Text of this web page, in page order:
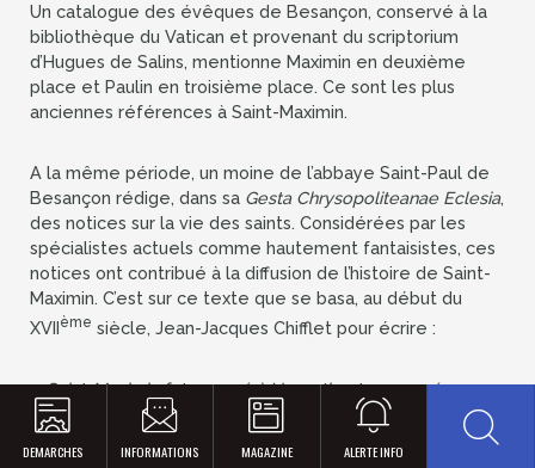
DEMARCHES INFORMATIONS MAGAZINE ALERTE INFO
Un catalogue des évêques de Besançon, conservé à la
bibliothèque du Vatican et provenant du scriptorium
d’Hugues de Salins, mentionne Maximin en deuxième
place et Paulin en troisième place. Ce sont les plus
anciennes références à Saint-Maximin.
A la même période, un moine de l’abbaye Saint-Paul de
Besançon rédige, dans sa Gesta Chrysopoliteanae Eclesia,
des notices sur la vie des saints. Considérées par les
spécialistes actuels comme hautement fantaisistes, ces
notices ont contribué à la diffusion de l’histoire de Saint-
Maximin. C’est sur ce texte que se basa, au début du
XVIIème siècle, Jean-Jacques Chifflet pour écrire :
« Saint-Maximin fut envoyé à Vesontio et consacré
évêque par le pape Caius (pape de 283 à 296). Ayant bien
réglé toutes choses et ayant mis Paulin à sa place,
aspirant à une vie plus solitaire, il vécut en ermite dans un